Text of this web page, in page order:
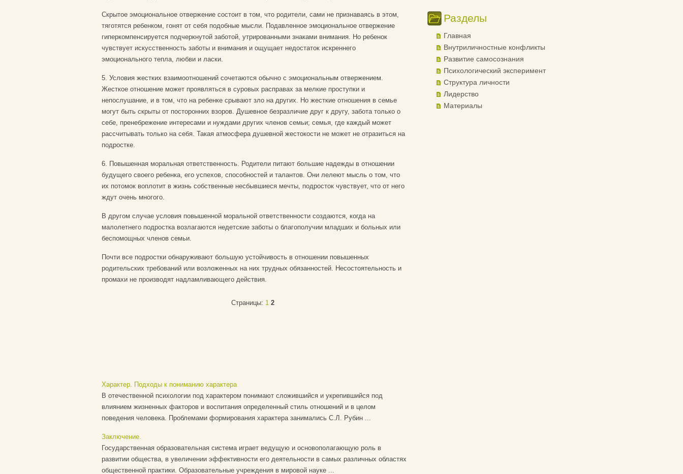
Скрытое эмоциональное отвержение состоит в том, что родители, сами не признаваясь в этом,
тяготятся ребенком, гонят от себя подобные мысли. Подавленное эмоциональное отвержение
гиперкомпенсируется подчеркнутой заботой, утрированными знаками внимания. Но ребенок
чувствует искусственность заботы и внимания и ощущает недостаток искреннего
эмоционального тепла, любви и ласки.
5. Условия жестких взаимоотношений сочетаются обычно с эмоциональным отвержением.
Жесткое отношение может проявляться в суровых расправах за мелкие проступки и
непослушание, и в том, что на ребенке срывают зло на других. Но жесткие отношения в семье
могут быть скрыты от посторонних взоров. Душевное безразличие друг к другу, забота только о
себе, пренебрежение интересами и нуждами других членов семьи; семья, где каждый может
рассчитывать только на себя. Такая атмосфера душевной жестокости не может не отразиться на
подростке.
6. Повышенная моральная ответственность. Родители питают большие надежды в отношении
будущего своего ребенка, его успехов, способностей и талантов. Они лелеют мысль о том, что
их потомок воплотит в жизнь собственные несбывшиеся мечты, подросток чувствует, что от него
ждут очень многого.
В другом случае условия повышенной моральной ответственности создаются, когда на
малолетнего подростка возлагаются недетские заботы о благополучии младших и больных или
беспомощных членов семьи.
Почти все подростки обнаруживают большую устойчивость в отношении повышенных
родительских требований или возложенных на них трудных обязанностей. Несостоятельность и
промахи не производят надламливающего действия.
Страницы: 1 2
Характер. Подходы к пониманию характера
В отечественной психологии под характером понимают сложившийся и укрепившийся под
влиянием жизненных факторов и воспитания определенный стиль отношений и в целом
поведения человека. Проблемами формирования характера занимались С.Л. Рубин ...
Заключение.
Государственная образовательная система играет ведущую и основополагающую роль в
развитии общества, в увеличении эффективности его деятельности в самых различных областях
общественной практики. Образовательные учреждения в мировой науке ...
Разделы
Главная
Внутриличностные конфликты
Развитие самосознания
Психологический эксперимент
Структура личности
Лидерство
Материалы